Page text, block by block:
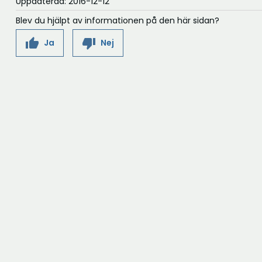
Blev du hjälpt av informationen på den här sidan?
thumb_up Ja thumb_down Nej